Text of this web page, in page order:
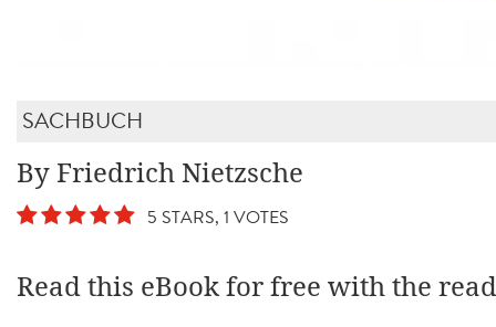
SACHBUCH
By Friedrich Nietzsche
5 STARS, 1 VOTES
Read this eBook for free with the